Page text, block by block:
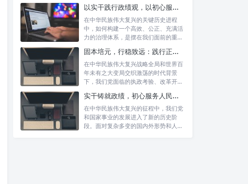
以实干践行政绩观，以初心服务群众：新时代治理的灯塔与指南
在中华民族伟大复兴的关键历史进程
中，如何构建一个高效、公正、充满活
力的治理体系，是摆在我们面前的重要
固本培元，行稳致远：践行正确政绩理念，永葆务实清廉作风的时代命题
在中华民族伟大复兴战略全局和世界百
年未有之大变局交织激荡的时代背景
下，我们党面临的执政考验、改革开放
实干铸就政绩，初心服务人民：新时代干部担当作为的实践指南
在中华民族伟大复兴的征程中，我们党
和国家事业的发展进入了新的历史阶
段。面对复杂多变的国内外形势和人民